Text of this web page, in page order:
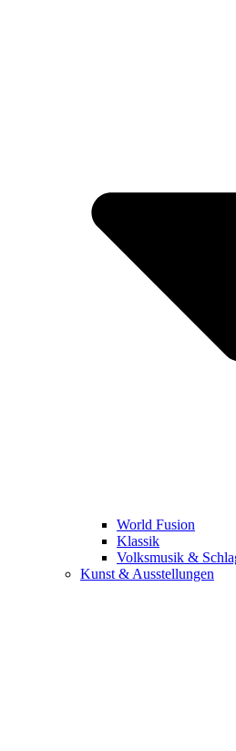
World Fusion
Klassik
Volksmusik &
Kunst & Ausstellungen